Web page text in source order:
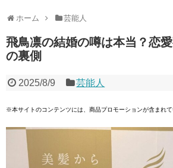
ホーム 芸能人
飛鳥凛の結婚の噂は本当？恋
の裏側
2025/8/9 芸能人
※本サイトのコンテンツには、商品プロモーションが含まれて